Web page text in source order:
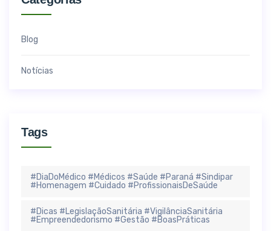
Blog
Notícias
Tags
#DiaDoMédico #Médicos #Saúde #Paraná #Sindipar
#Homenagem #Cuidado #ProfissionaisDeSaúde
#Dicas #LegislaçãoSanitária #VigilânciaSanitária
#Empreendedorismo #Gestão #BoasPráticas